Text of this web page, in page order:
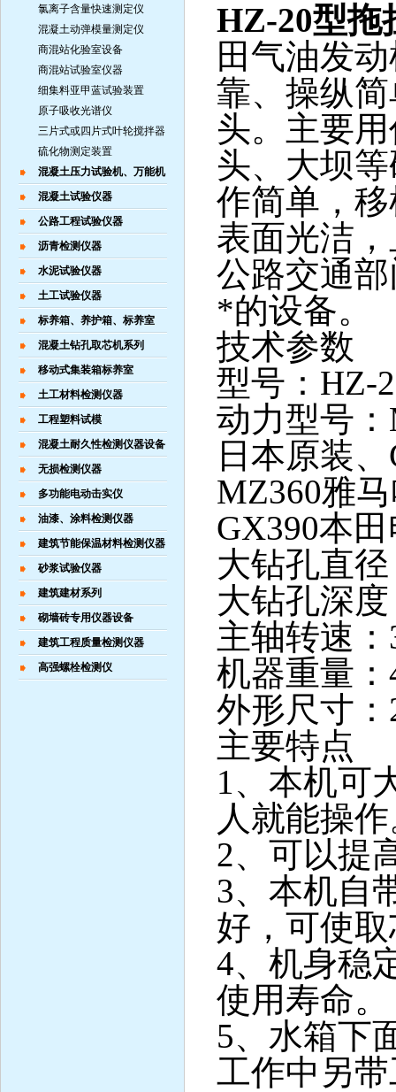
氯离子含量快速测定仪
混凝土动弹模量测定仪
商混站化验室设备
商混站试验室仪器
细集料亚甲蓝试验装置
原子吸收光谱仪
三片式或四片式叶轮搅拌器
硫化物测定装置
混凝土压力试验机、万能机
混凝土试验仪器
公路工程试验仪器
沥青检测仪器
水泥试验仪器
土工试验仪器
标养箱、养护箱、标养室
混凝土钻孔取芯机系列
移动式集装箱标养室
土工材料检测仪器
工程塑料试模
混凝土耐久性检测仪器设备
无损检测仪器
多功能电动击实仪
油漆、涂料检测仪器
建筑节能保温材料检测仪器
砂浆试验仪器
建筑建材系列
砌墙砖专用仪器设备
建筑工程质量检测仪器
高强螺栓检测仪
HZ-20型拖
田气油发
靠、操纵
头。主要
头、大坝
作简单，
表面光洁
公路交通
*的设备。
技术参数
型号：HZ-
动力型号
日本原装
MZ360雅
GX390本
大钻孔直
大钻孔深
主轴转速
机器重量：
外形尺寸
主要特点
1、本机可
人就能操
2、可以提
3、本机自
好，可使
4、机身稳
使用寿命
5、水箱下
工作中另